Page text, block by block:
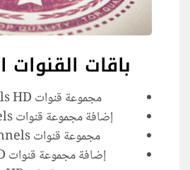
باقات
مجموعة قنوات Kids Channels HD
إضافة مجموعة قنوات Drama Channels
مجموعة قنوات Scienes Channels
إضافة مجموعة قنوات beIN Sport HD